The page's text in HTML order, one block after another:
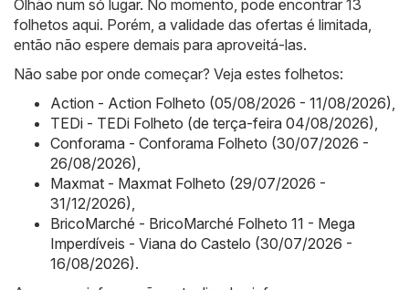
Olhão num só lugar. No momento, pode encontrar 13
folhetos aqui. Porém, a validade das ofertas é limitada,
então não espere demais para aproveitá-las.
Não sabe por onde começar? Veja estes folhetos:
Action - Action Folheto (05/08/2026 - 11/08/2026),
TEDi - TEDi Folheto (de terça-feira 04/08/2026),
Conforama - Conforama Folheto (30/07/2026 -
26/08/2026),
Maxmat - Maxmat Folheto (29/07/2026 -
31/12/2026),
BricoMarché - BricoMarché Folheto 11 - Mega
Imperdíveis - Viana do Castelo (30/07/2026 -
16/08/2026).